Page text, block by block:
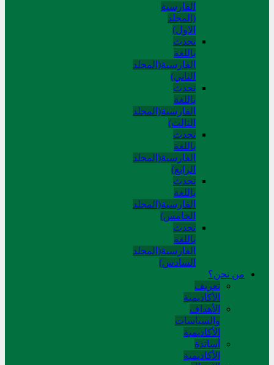
الفارسية
(المجلد
الاول)
تحدث
باللغة
الفارسية(المجلد
الثاني)
تحدث
باللغة
الفارسية(المجلد
الثالث)
تحدث
باللغة
الفارسية(المجلد
الرابع)
تحدث
باللغة
الفارسية(المجلد
الخامس)
تحدث
باللغة
الفارسية(المجلد
السادس)
من نحن؟
تعريف
الأكاديمية
الأهداف
والسياسات
الأكاديمية
أساتذة
الأكاديمية